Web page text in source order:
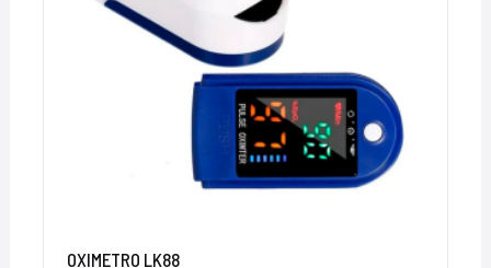
OXIMETRO LK88